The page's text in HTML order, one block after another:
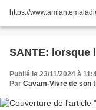
https://
SANTE: lorsque
Publié le 23/11/2024 à
Par Cavam-Vivre de son